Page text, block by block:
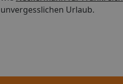
unvergesslichen Urlaub.